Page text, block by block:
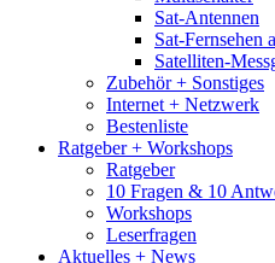
Sat-Antennen
Sat-Fernsehen
Satelliten-
Zubehör + Sonstiges
Internet + Netzwerk
Bestenliste
Ratgeber + Workshops
Ratgeber
10 Fragen & 10
Workshops
Leserfragen
Aktuelles + News